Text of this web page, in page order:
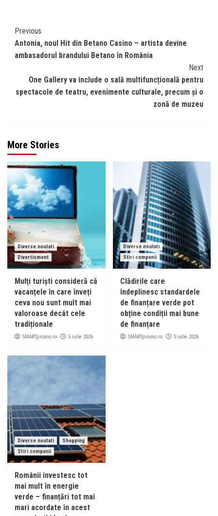
Continue
Reading
Previous
Antonia, noul Hit din Betano Casino – artista devine
ambasadorul brandului Betano în România
Next
One Gallery va include o sală multifuncțională pentru
spectacole de teatru, evenimente culturale, precum și o
zonă de muzeu
More Stories
Diverse noutati
Divertisment
Mulți turiști consideră că
vacanțele în care înveți
ceva nou sunt mult mai
valoroase decât cele
tradiționale
SMARTpromo.ro 5 iulie 2026
Diverse noutati
Stiri companii
Clădirile care
îndeplinesc standardele
de finanțare verde pot
obține condiții mai bune
de finanțare
SMARTpromo.ro 5 iulie 2026
Diverse noutati
Shopping
Stiri companii
Românii investesc tot
mai mult în energie
verde – finanțări tot mai
mari acordate în acest